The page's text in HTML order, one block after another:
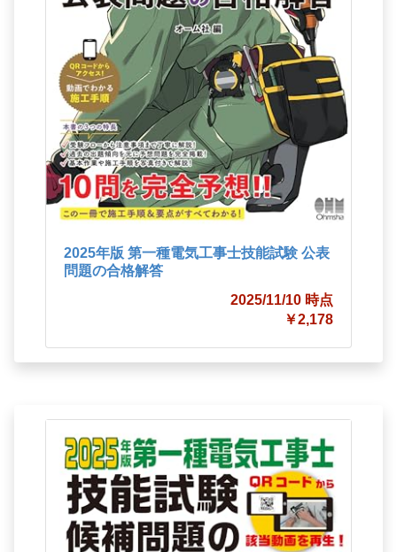
2025年版 第一種電気工事士技能試験 公表
問題の合格解答
2025/11/10 時点
￥2,178